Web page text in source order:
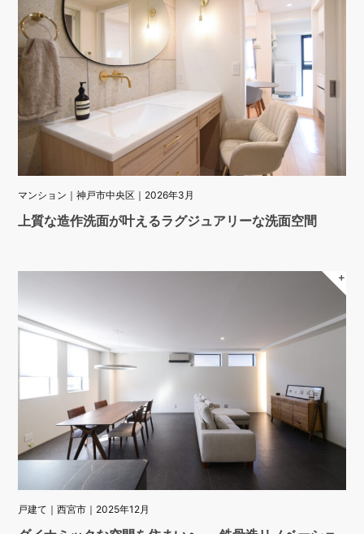
マンション｜神戸市中央区｜2026年3月
上質な造作洗面が叶えるラグジュアリーな洗面空間
＋
戸建て｜西宮市｜2025年12月